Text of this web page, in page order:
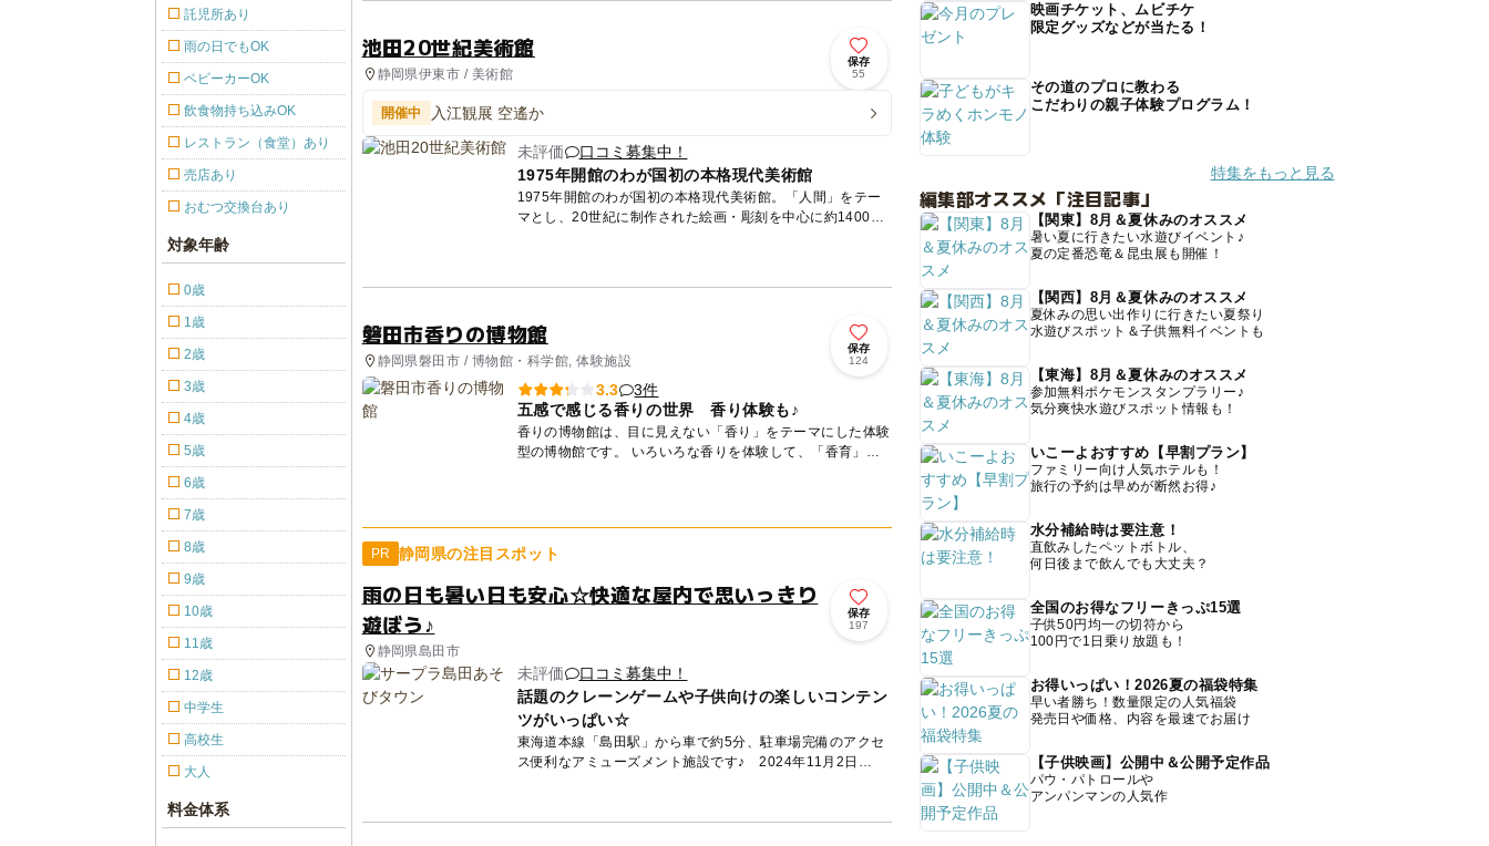
池田20世紀美術館
静岡県伊東市 / 美術館
保存
55
開催中 入江観展 空遙か
未評価
口コミ募集中！
1975年開館のわが国初の本格現代美術館
1975年開館のわが国初の本格現代美術館。「人間」をテー
マとし、20世紀に制作された絵画・彫刻を中心に約1400点
磐田市香りの博物館
静岡県磐田市 / 博物館・科学館, 体験施設
保存
124
3.3
3件
五感で感じる香りの世界 香り体験も♪
香りの博物館は、目に見えない「香り」をテーマにした体験
型の博物館です。 いろいろな香りを体験して、「香育」し
PR 静岡県の注目スポット
雨の日も暑い日も安心☆快適な屋内で思いっきり
遊ぼう♪
静岡県島田市
保存
197
未評価
口コミ募集中！
話題のクレーンゲームや子供向けの楽しいコンテン
ツがいっぱい☆
東海道本線「島田駅」から車で約5分、駐車場完備のアクセ
ス便利なアミューズメント施設です♪ 2024年11月2日
託児所あり
雨の日でもOK
ベビーカーOK
飲食物持ち込みOK
レストラン（食堂）あり
売店あり
おむつ交換台あり
対象年齢
0歳
1歳
2歳
3歳
4歳
5歳
6歳
7歳
8歳
9歳
10歳
11歳
12歳
中学生
高校生
大人
料金体系
映画チケット、ムビチケ
限定グッズなどが当たる！
その道のプロに教わる
こだわりの親子体験プログラム！
特集をもっと見る
編集部オススメ「注目記事」
【関東】8月＆夏休みのオススメ
暑い夏に行きたい水遊びイベント♪
夏の定番恐竜＆昆虫展も開催！
【関西】8月＆夏休みのオススメ
夏休みの思い出作りに行きたい夏祭り
水遊びスポット＆子供無料イベントも
【東海】8月＆夏休みのオススメ
参加無料ポケモンスタンプラリー♪
気分爽快水遊びスポット情報も！
いこーよおすすめ【早割プラン】
ファミリー向け人気ホテルも！
旅行の予約は早めが断然お得♪
水分補給時は要注意！
直飲みしたペットボトル、
何日後まで飲んでも大丈夫？
全国のお得なフリーきっぷ15選
子供50円均一の切符から
100円で1日乗り放題も！
お得いっぱい！2026夏の福袋特集
早い者勝ち！数量限定の人気福袋
発売日や価格、内容を最速でお届け
【子供映画】公開中＆公開予定作品
パウ・パトロールや
アンパンマンの人気作